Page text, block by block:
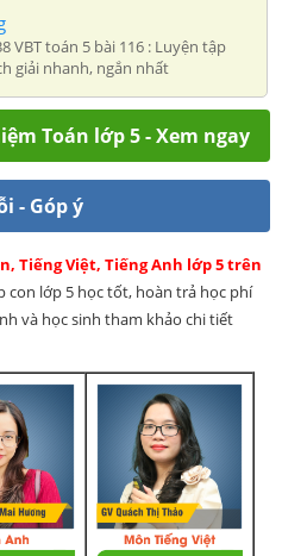
VBT toán 5 bài 116 : Luyện tập
giải nhanh, ngắn nhất
Toán lớp 5 - Xem ngay
- Góp ý
Tiếng Việt, Tiếng Anh lớp 5 trên
con lớp 5 học tốt, hoàn trả học phí
và học sinh tham khảo chi tiết